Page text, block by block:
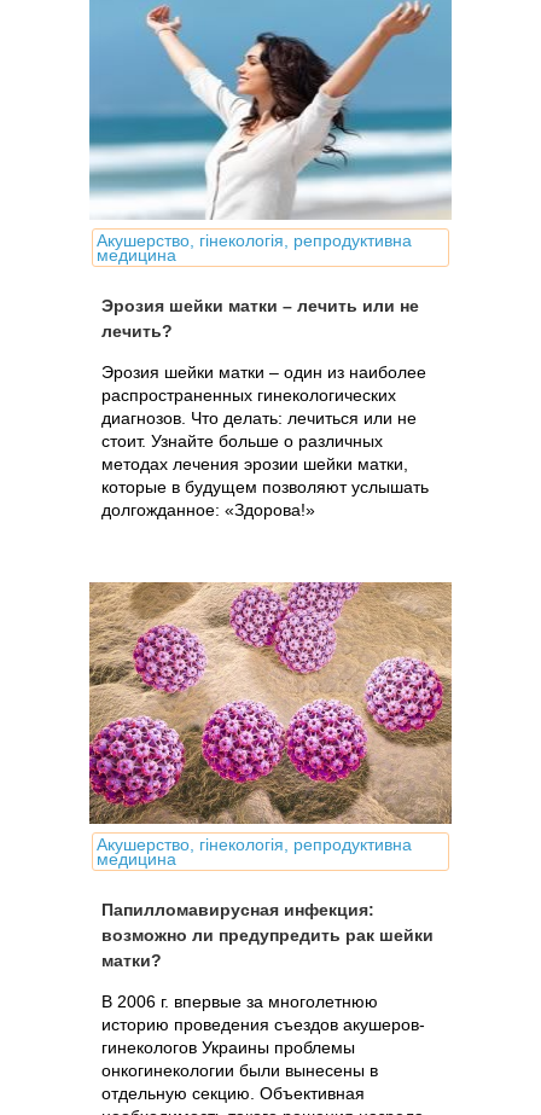
Акушерство, гінекологія, репродуктивна
медицина
Эрозия шейки матки – лечить или не
лечить?
Эрозия шейки матки – один из наиболее
распространенных гинекологических
диагнозов. Что делать: лечиться или не
стоит. Узнайте больше о различных
методах лечения эрозии шейки матки,
которые в будущем позволяют услышать
долгожданное: «Здорова!»
Акушерство, гінекологія, репродуктивна
медицина
Папилломавирусная инфекция:
возможно ли предупредить рак шейки
матки?
В 2006 г. впервые за многолетнюю
историю проведения съездов акушеров-
гинекологов Украины проблемы
онкогинекологии были вынесены в
отдельную секцию. Объективная